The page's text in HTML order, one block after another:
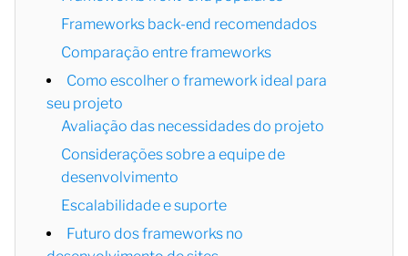
Frameworks back-end recomendados
Comparação entre frameworks
Como escolher o framework ideal para
seu projeto
Avaliação das necessidades do projeto
Considerações sobre a equipe de
desenvolvimento
Escalabilidade e suporte
Futuro dos frameworks no